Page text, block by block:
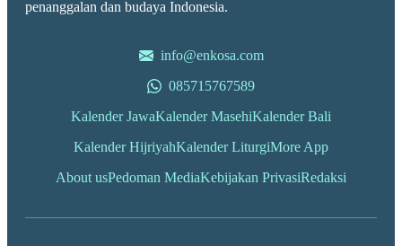
penanggalan dan budaya Indonesia.
info@enkosa.com
085715767589
Kalender JawaKalender MasehiKalender Bali
Kalender HijriyahKalender LiturgiMore App
About usPedoman MediaKebijakan PrivasiRedaksi